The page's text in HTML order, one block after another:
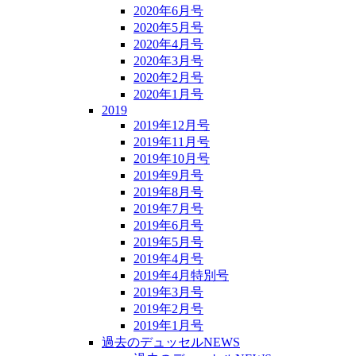
2020年6月号
2020年5月号
2020年4月号
2020年3月号
2020年2月号
2020年1月号
2019
2019年12月号
2019年11月号
2019年10月号
2019年9月号
2019年8月号
2019年7月号
2019年6月号
2019年5月号
2019年4月号
2019年4月特別号
2019年3月号
2019年2月号
2019年1月号
過去のデュッセルNEWS